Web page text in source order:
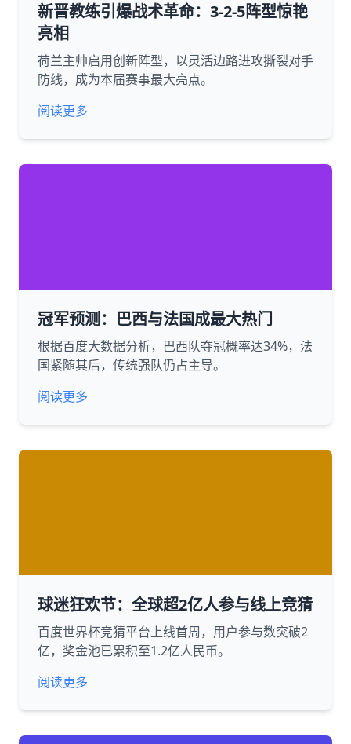
新晋教练引爆战术革命：3-2-5阵型惊艳
亮相
荷兰主帅启用创新阵型，以灵活边路进攻撕裂对手
防线，成为本届赛事最大亮点。
阅读更多
冠军预测：巴西与法国成最大热门
根据百度大数据分析，巴西队夺冠概率达34%，法
国紧随其后，传统强队仍占主导。
阅读更多
球迷狂欢节：全球超2亿人参与线上竞猜
百度世界杯竞猜平台上线首周，用户参与数突破2
亿，奖金池已累积至1.2亿人民币。
阅读更多